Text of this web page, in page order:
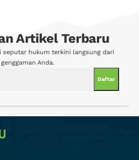
Artikel Terbaru
seputar hukum terkini langsung dari
genggaman Anda.